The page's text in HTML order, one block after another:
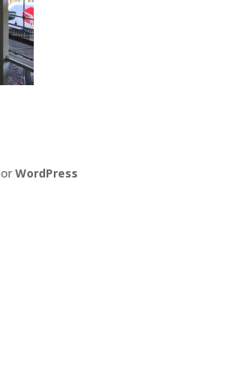
WordPress